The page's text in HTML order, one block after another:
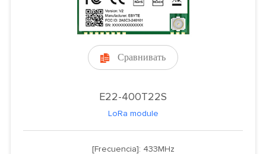
 Сравнивать
E22-400T22S
LoRa module
[Frecuencia]: 433MHz